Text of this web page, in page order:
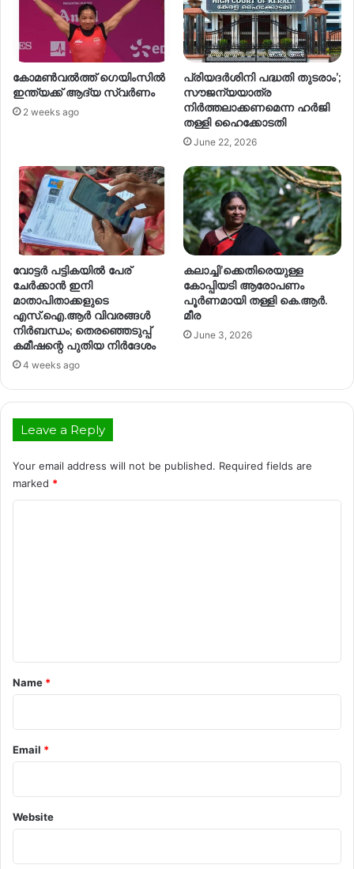
കോമൺവൽത്ത് ഗെയിംസിൽ
ഇന്ത്യക്ക് ആദ്യ സ്വർണം
2 weeks ago
പ്രിയദർശിനി പദ്ധതി തുടരാം’;
സൗജന്യയാത്ര
നിർത്തലാക്കണമെന്ന ഹർജി
തള്ളി ഹൈക്കോടതി
June 22, 2026
വോട്ടർ പട്ടികയിൽ പേര്
ചേർക്കാൻ ഇനി
മാതാപിതാക്കളുടെ
എസ്.ഐ.ആർ വിവരങ്ങൾ
നിർബന്ധം; തെരഞ്ഞെടുപ്പ്
കമീഷന്റെ പുതിയ നിർദേശം
4 weeks ago
കലാച്ചി’ക്കെതിരെയുള്ള
കോപ്പിയടി ആരോപണം
പൂർണമായി തള്ളി കെ.ആർ.
മീര
June 3, 2026
Leave a Reply
Your email address will not be published. Required fields are
marked *
*
Name *
Email *
Website